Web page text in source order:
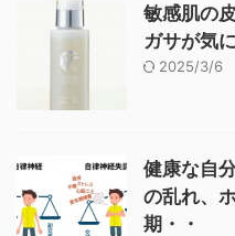
敏感肌の
ガサが気
2025/3/6
健康な自
の乱れ、
期・・